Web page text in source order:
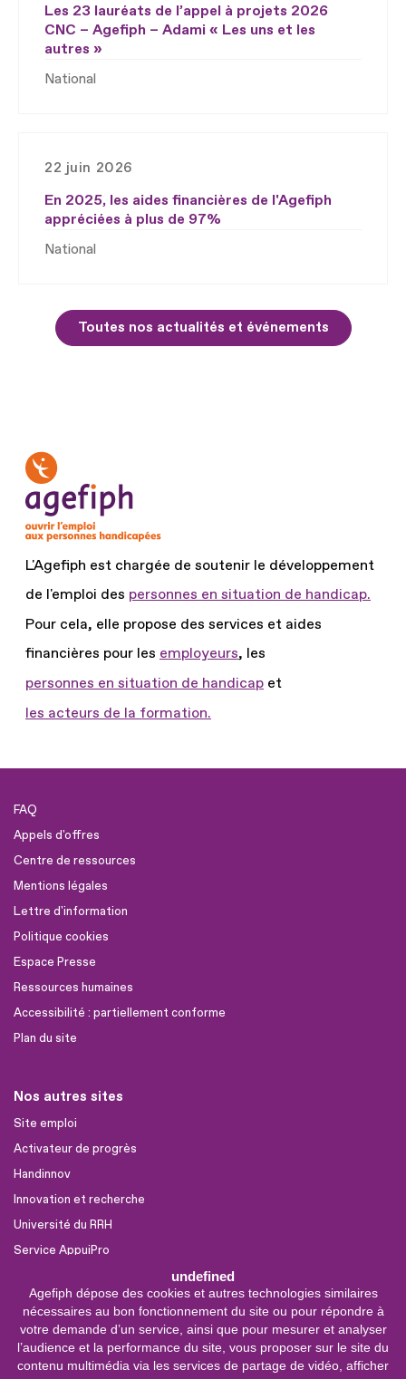
undefined
Agefiph dépose des cookies et autres technologies similaires
nécessaires au bon fonctionnement du site ou pour répondre à
votre demande d’un service, ainsi que pour mesurer et analyser
l’audience et la performance du site, vous proposer sur le site du
contenu multimédia via les services de partage de vidéo, afficher
Les 23 lauréats de l’appel à projets 2026
CNC – Agefiph – Adami « Les uns et les
autres »
National
22 juin 2026
En 2025, les aides financières de l'Agefiph
appréciées à plus de 97%
National
Toutes nos actualités et événements
L'Agefiph est chargée de soutenir le développement
de l'emploi des personnes en situation de handicap.
Pour cela, elle propose des services et aides
financières pour les employeurs, les
personnes en situation de handicap et
les acteurs de la formation.
FAQ
Appels d'offres
Centre de ressources
Mentions légales
Lettre d'information
Politique cookies
Espace Presse
Ressources humaines
Accessibilité : partiellement conforme
Plan du site
Nos autres sites
Site emploi
Activateur de progrès
Handinnov
Innovation et recherche
Université du RRH
Service AppuiPro
Nous suivre
Youtube
Linkedin